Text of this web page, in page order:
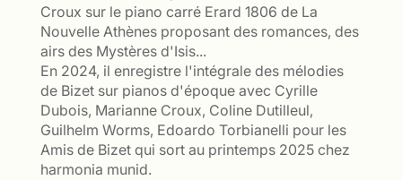
Croux sur le piano carré Erard 1806 de La
Nouvelle Athènes proposant des romances, des
airs des Mystères d'Isis...
En 2024, il enregistre l'intégrale des mélodies
de Bizet sur pianos d'époque avec Cyrille
Dubois, Marianne Croux, Coline Dutilleul,
Guilhelm Worms, Edoardo Torbianelli pour les
Amis de Bizet qui sort au printemps 2025 chez
harmonia munid.